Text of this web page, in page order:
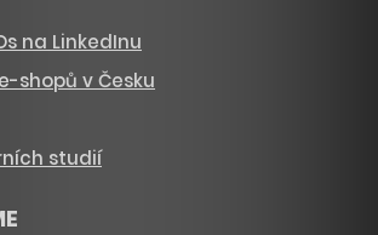
na LinkedInu
shopů v Česku
studií